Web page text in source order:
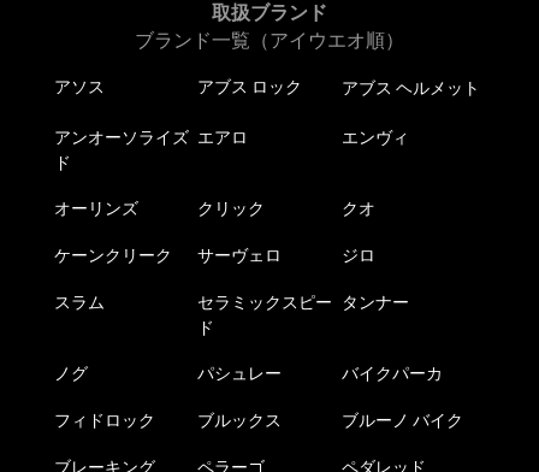
取扱ブランド
ブランド一覧（アイウエオ順）
アソス アブス ロック アブス ヘルメット
アンオーソライズ
ド
エアロ エンヴィ
オーリンズ クリック クオ
ケーンクリーク サーヴェロ ジロ
スラム
セラミックスピー
ド
タンナー
ノグ パシュレー バイクパーカ
フィドロック ブルックス ブルーノ バイク
ブレーキング ペラーゴ ペダレッド